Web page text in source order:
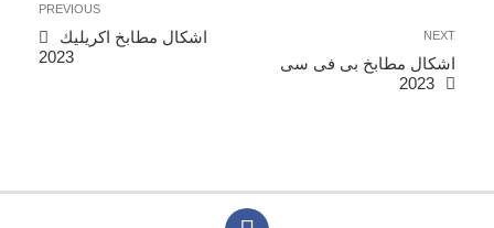
المقالات
Previous
Post
PREVIOUS
اشكال مطابخ اكريليك
2023
Next
NEXT
اشكال مطابخ بى فى سى
2023